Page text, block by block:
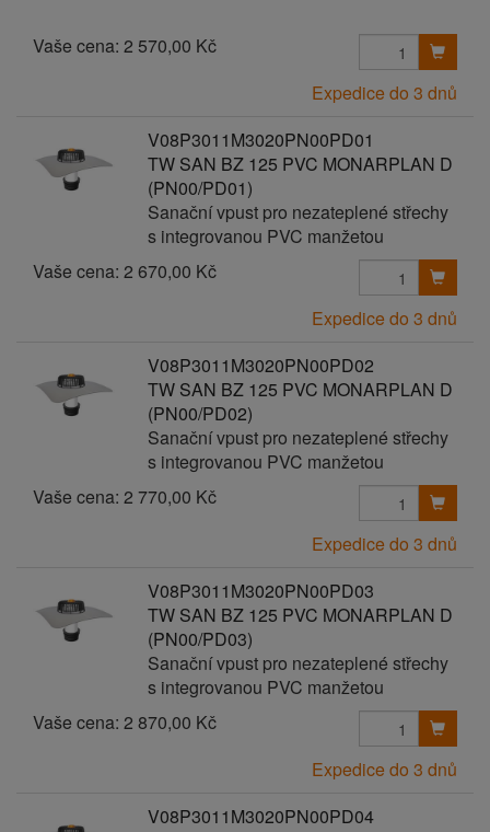
Vaše cena: 2 570,00 Kč
Expedice do 3 dnů
V08P3011M3020PN00PD01
TW SAN BZ 125 PVC MONARPLAN D
(PN00/PD01)
Sanační vpust pro nezateplené střechy
s integrovanou PVC manžetou
Vaše cena: 2 670,00 Kč
Expedice do 3 dnů
V08P3011M3020PN00PD02
TW SAN BZ 125 PVC MONARPLAN D
(PN00/PD02)
Sanační vpust pro nezateplené střechy
s integrovanou PVC manžetou
Vaše cena: 2 770,00 Kč
Expedice do 3 dnů
V08P3011M3020PN00PD03
TW SAN BZ 125 PVC MONARPLAN D
(PN00/PD03)
Sanační vpust pro nezateplené střechy
s integrovanou PVC manžetou
Vaše cena: 2 870,00 Kč
Expedice do 3 dnů
V08P3011M3020PN00PD04